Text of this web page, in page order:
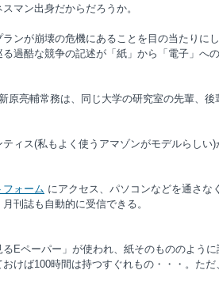
マン出身だからだろうか。
ンが崩壊の危機にあることを目の当たりに
過酷な競争の記述が「紙」から「電子」へ
亮輔常務は、同じ大学の研究室の先輩、後
ィス(私もよく使うアマゾンがモデルらしい)
フォーム にアクセス、パソコンなどを通さな
刊誌も自動的に受信できる。
Eペーパー」が使われ、紙そのもののように
けば100時間は持つすぐれもの・・・。ただ